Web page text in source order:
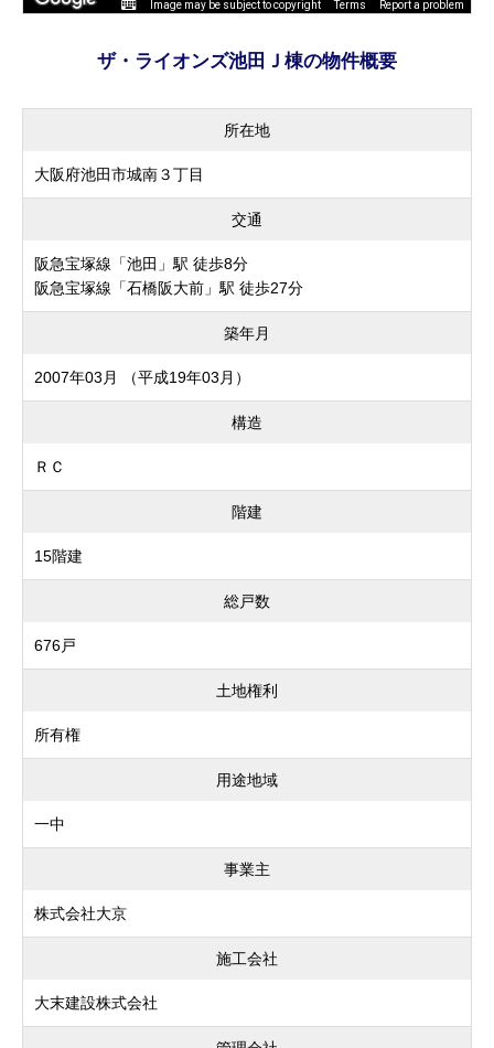
Image may be subject to copyright Terms Report a problem
ザ・ライオンズ池田Ｊ棟の物件概要
所在地
大阪府池田市城南３丁目
交通
阪急宝塚線「池田」駅 徒歩8分
阪急宝塚線「石橋阪大前」駅 徒歩27分
築年月
2007年03月 （平成19年03月）
構造
ＲＣ
階建
15階建
総戸数
676戸
土地権利
所有権
用途地域
一中
事業主
株式会社大京
施工会社
大末建設株式会社